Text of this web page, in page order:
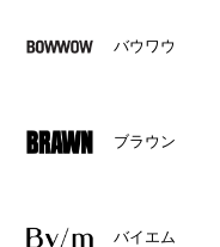
バウワウ
ブラウン
バイエム